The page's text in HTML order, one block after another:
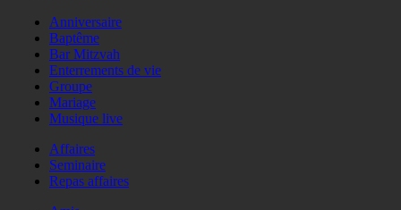
Anniversaire
Baptême
Bar Mitzvah
Enterrements de vie
Groupe
Mariage
Musique live
Affaires
Seminaire
Repas affaires